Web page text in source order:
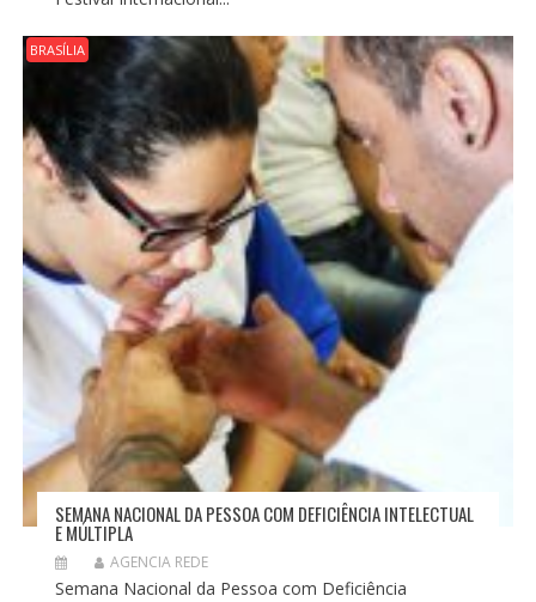
BRASÍLIA
SEMANA NACIONAL DA PESSOA COM DEFICIÊNCIA INTELECTUAL
E MÚLTIPLA
AGENCIA REDE
Semana Nacional da Pessoa com Deficiência